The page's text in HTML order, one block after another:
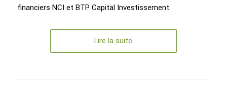
financiers NCI et BTP Capital Investissement.
Lire la suite